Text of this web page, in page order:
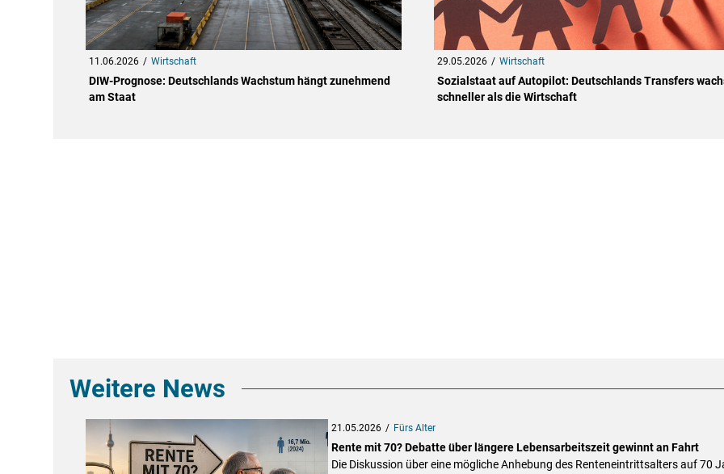
11.06.2026 Wirtschaft
DIW-Prognose: Deutschlands Wachstum hängt zunehmend
am Staat
29.05.2026 Wirtschaft
Sozialstaat auf Autopilot: Deutschlands Transfers
schneller als die Wirtschaft
Weitere News
21.05.2026 Fürs Alter
Rente mit 70? Debatte über längere Lebensarbeitszeit gewinnt an Fahrt
Die Diskussion über eine mögliche Anhebung des Renteneintrittsalters auf 70